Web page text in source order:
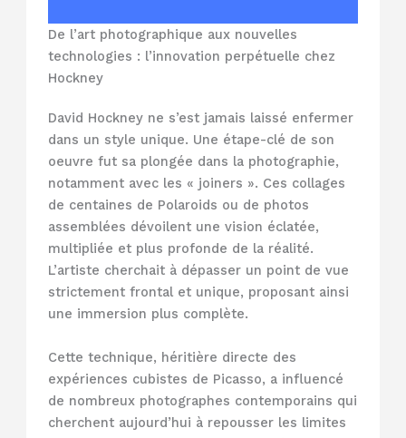
De l’art photographique aux nouvelles
technologies : l’innovation perpétuelle chez
Hockney
David Hockney ne s’est jamais laissé enfermer
dans un style unique. Une étape-clé de son
oeuvre fut sa plongée dans la photographie,
notamment avec les « joiners ». Ces collages
de centaines de Polaroids ou de photos
assemblées dévoilent une vision éclatée,
multipliée et plus profonde de la réalité.
L’artiste cherchait à dépasser un point de vue
strictement frontal et unique, proposant ainsi
une immersion plus complète.
Cette technique, héritière directe des
expériences cubistes de Picasso, a influencé
de nombreux photographes contemporains qui
cherchent aujourd’hui à repousser les limites